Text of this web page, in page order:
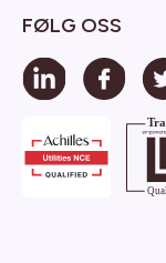
FØLG OSS